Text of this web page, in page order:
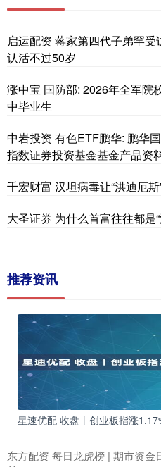
启运配资 蒋家第四代子弟罕
认活不过50岁
涨中宝 国防部: 2026年全军院
中毕业生
中岩投资 有色ETF鹏华: 鹏华
指数证券投资基金基金产品资
千宏财富 汉坦病毒让“洪迪厄
大圣证券 为什么首富往往都是“
推荐资讯
星速优配 收盘丨创业板指涨
东方配资 每日龙虎榜 | 期市资